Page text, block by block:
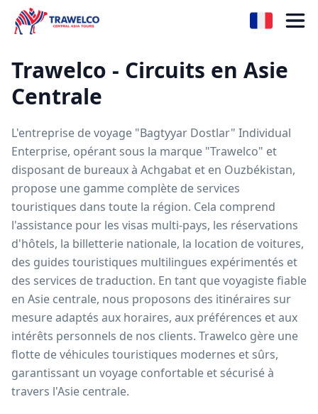
Trawelco - Circuits en Asie
Centrale
L'entreprise de voyage "Bagtyyar Dostlar" Individual
Enterprise, opérant sous la marque "Trawelco" et
disposant de bureaux à Achgabat et en Ouzbékistan,
propose une gamme complète de services
touristiques dans toute la région. Cela comprend
l'assistance pour les visas multi-pays, les réservations
d'hôtels, la billetterie nationale, la location de voitures,
des guides touristiques multilingues expérimentés et
des services de traduction. En tant que voyagiste fiable
en Asie centrale, nous proposons des itinéraires sur
mesure adaptés aux horaires, aux préférences et aux
intérêts personnels de nos clients. Trawelco gère une
flotte de véhicules touristiques modernes et sûrs,
garantissant un voyage confortable et sécurisé à
travers l'Asie centrale.